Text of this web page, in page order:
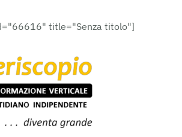
title="Senza titolo"]